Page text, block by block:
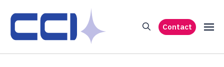
Contact